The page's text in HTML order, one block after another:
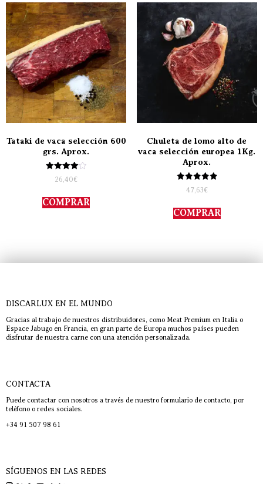
Tataki de vaca selección 600
grs. Aprox.
Valorado
con
de 5
26,40€
COMPRAR
Chuleta de lomo alto de
vaca selección europea 1Kg.
Aprox.
Valorado
con
de 5
47,63€
COMPRAR
DISCARLUX EN EL MUNDO
Gracias al trabajo de nuestros distribuidores, como Meat Premium en Italia o
Espace Jabugo en Francia, en gran parte de Europa muchos países pueden
disfrutar de nuestra carne con una atención personalizada.
CONTACTA
Puede contactar con nosotros a través de nuestro formulario de contacto, por
teléfono o redes sociales.
+34 91 507 98 61
SÍGUENOS EN LAS REDES